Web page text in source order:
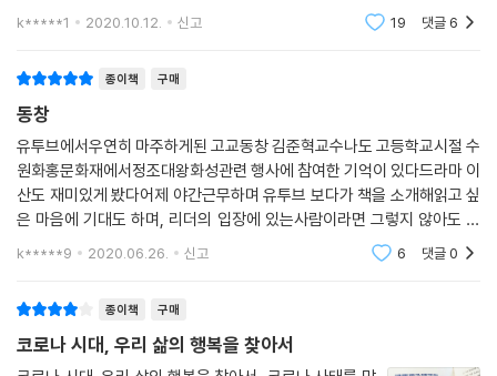
25 개혁저항세력을 과감히 척결하다 177
27 국왕의 행차를 백성과 함께하다 190
28 천재지변에 적극 대응하다 198
29 강고한 기득권 세력에 강력하게 맞서다 203
5장 | 인간적인 모습을 보여주다
30 참된 효를 실천하다 213
31 자신을 따른 이들을 끝까지 보호하다 222
33 측근의 실수를 단호하게 처리하다 237
35 진정한 소통을 위해 비밀편지를 주고받다 252
고 있지만 코로나19 바이러스는 아랑곳하지 않는다. 어쩌면 옛날을 잊어
k*****1 2020.10.12. 신고 19 댓글6
종이책 구매
동창
유투브에서우연히 마주하게된 고교동창 김준혁교수나도 고등학교시절 수
원화홍문화재에서정조대왕화성관련 행사에 참여한 기억이 있다드라마 이
산도 재미있게 봤다어제 야간근무하며 유투브 보다가 책을 소개해읽고 싶
은 마음에 기대도 하며, 리더의 입장에 있는사람이라면 그렇지 않아도 살
아가며 삶의 지침서로활용해도 모자람이 없을 듯 하여 망설임없이그래서
k*****9 2020.06.26. 신고 6 댓글0
종이책 구매
코로나 시대, 우리 삶의 행복을 찾아서